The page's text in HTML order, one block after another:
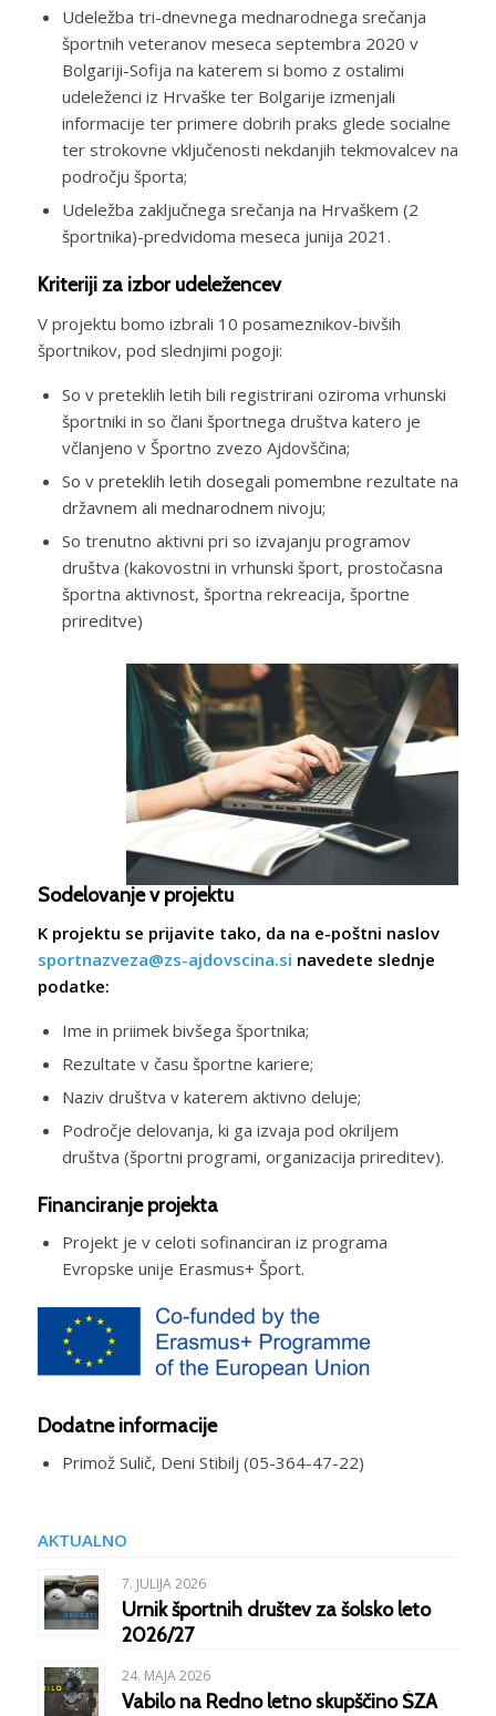
Udeležba tri-dnevnega mednarodnega srečanja
športnih veteranov meseca septembra 2020 v
Bolgariji-Sofija na katerem si bomo z ostalimi
udeleženci iz Hrvaške ter Bolgarije izmenjali
informacije ter primere dobrih praks glede socialne
ter strokovne vključenosti nekdanjih tekmovalcev na
področju športa;
Udeležba zaključnega srečanja na Hrvaškem (2
športnika)-predvidoma meseca junija 2021.
Kriteriji za izbor udeležencev
V projektu bomo izbrali 10 posameznikov-bivših
športnikov, pod slednjimi pogoji:
So v preteklih letih bili registrirani oziroma vrhunski
športniki in so člani športnega društva katero je
včlanjeno v Športno zvezo Ajdovščina;
So v preteklih letih dosegali pomembne rezultate na
državnem ali mednarodnem nivoju;
So trenutno aktivni pri so izvajanju programov
društva (kakovostni in vrhunski šport, prostočasna
športna aktivnost, športna rekreacija, športne
prireditve)
Sodelovanje v projektu
K projektu se prijavite tako, da na e-poštni naslov
sportnazveza@zs-ajdovscina.si navedete slednje
podatke:
Ime in priimek bivšega športnika;
Rezultate v času športne kariere;
Naziv društva v katerem aktivno deluje;
Področje delovanja, ki ga izvaja pod okriljem
društva (športni programi, organizacija prireditev).
Financiranje projekta
Projekt je v celoti sofinanciran iz programa
Evropske unije Erasmus+ Šport.
Dodatne informacije
Primož Sulič, Deni Stibilj (05-364-47-22)
AKTUALNO
7. JULIJA 2026
Urnik športnih društev za šolsko leto
2026/27
24. MAJA 2026
Vabilo na Redno letno skupščino ŠZA